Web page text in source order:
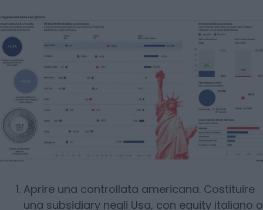
Aprire una controllata americana. Costituire
una subsidiary negli Usa, con equity italiano o